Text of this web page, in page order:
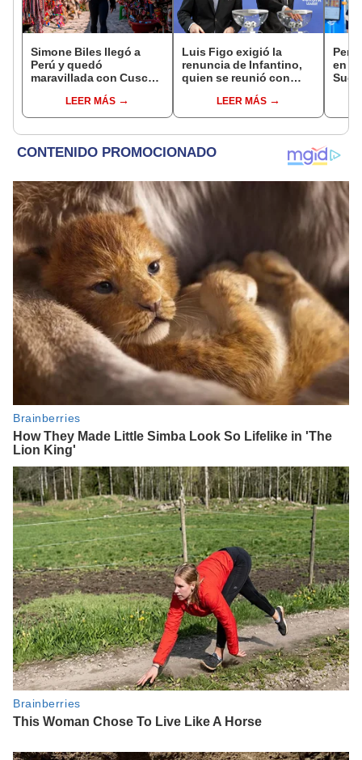
Simone Biles llegó a
Perú y quedó
maravillada con Cusco:
lo hermoso que es este
país"
LEER MÁS
Luis Figo exigió la
renuncia de Infantino,
quien se reunió con
en Marruecos
LEER MÁS
Perú
en